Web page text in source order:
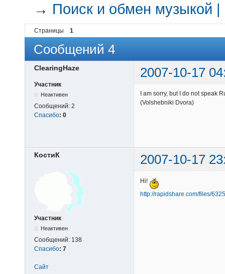
→ Поиск и обмен музыкой
Страницы 1
Сообщений 4
ClearingHaze 2007-10-17
Участник
Неактивен
Сообщений: 2
Спасибо: 0
I am sorry, but I do not speak
(Volshebniki Dvora)
КостиК 2007-10-17
Участник
Неактивен
Сообщений: 138
Спасибо: 7
Hi!
http://rapidshare.com/files/
Сайт